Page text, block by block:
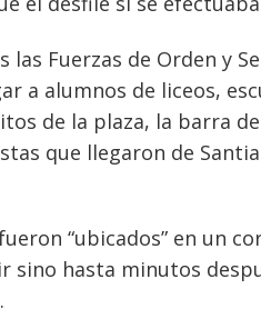
Fuerzas de Orden y
a alumnos de liceos,
de la plaza, la barra
que llegaron de
“ubicados” en un
sino hasta minutos